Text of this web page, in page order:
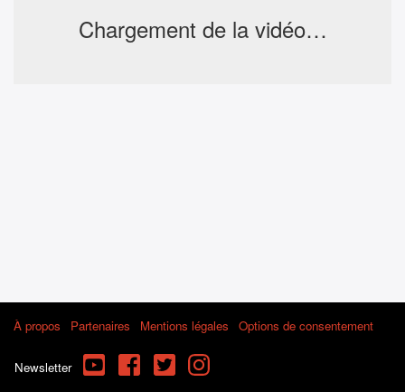
Chargement de la vidéo…
À propos Partenaires Mentions légales Options de consentement
Newsletter YouTube FacebookTwitterInstagram